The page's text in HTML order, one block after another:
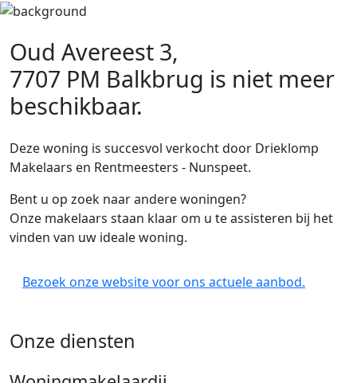
Oud Avereest 3,
7707 PM Balkbrug is niet meer
beschikbaar.
Deze woning is succesvol verkocht door Drieklomp
Makelaars en Rentmeesters - Nunspeet.
Bent u op zoek naar andere woningen?
Onze makelaars staan klaar om u te assisteren bij het
vinden van uw ideale woning.
Bezoek onze website voor ons actuele aanbod.
Onze diensten